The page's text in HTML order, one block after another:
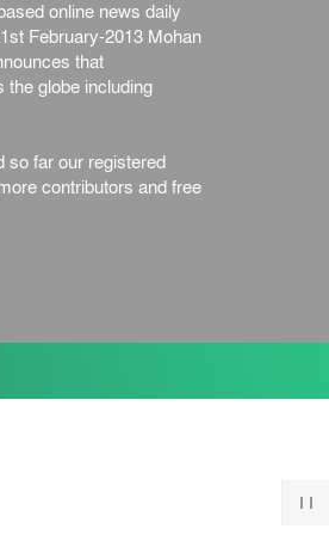
ইস্ট লন্ডন মসজিদের জুমার খুতবা
: “কুরআন হোক জীবন দেখার
লেন্স...ইসলাম ও জীবন
সিলেটের কন্যা মোহিনী রশিদ
দেশজুড়ে ৬ আগস্ট, ২০২৬
আজ থেকে সবার জন্য উন্মুক্ত
online news daily
February-2013 Mohan
that
globe including
so far our registered
contributors and free